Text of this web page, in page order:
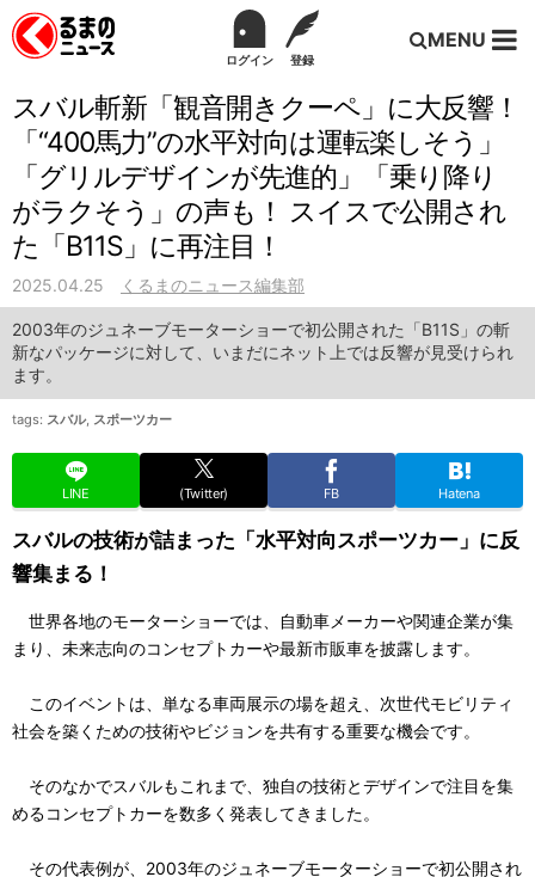
ログイン 登録
MENU
スバル斬新「観音開きクーペ」に大反響！
「“400馬力”の水平対向は運転楽しそう」
「グリルデザインが先進的」「乗り降り
がラクそう」の声も！ スイスで公開され
た「B11S」に再注目！
2025.04.25 くるまのニュース編集部
2003年のジュネーブモーターショーで初公開された「B11S」の斬
新なパッケージに対して、いまだにネット上では反響が見受けられ
ます。
tags: スバル, スポーツカー
LINE (Twitter) FB Hatena
スバルの技術が詰まった「水平対向スポーツカー」に反
響集まる！
世界各地のモーターショーでは、自動車メーカーや関連企業が集
まり、未来志向のコンセプトカーや最新市販車を披露します。
このイベントは、単なる車両展示の場を超え、次世代モビリティ
社会を築くための技術やビジョンを共有する重要な機会です。
そのなかでスバルもこれまで、独自の技術とデザインで注目を集
めるコンセプトカーを数多く発表してきました。
その代表例が、2003年のジュネーブモーターショーで初公開され